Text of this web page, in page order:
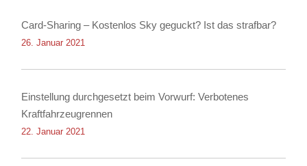
Card-Sharing – Kostenlos Sky geguckt? Ist das strafbar?
26. Januar 2021
Einstellung durchgesetzt beim Vorwurf: Verbotenes
Kraftfahrzeugrennen
22. Januar 2021